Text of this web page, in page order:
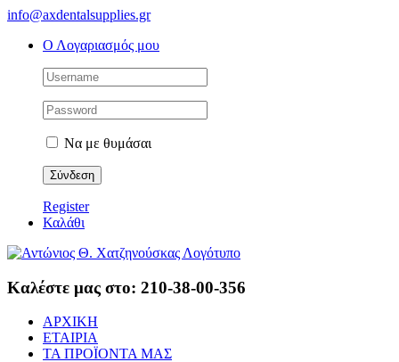
Skip
content
info@axdentalsupplies.gr
Ο Λογαριασμός μου
Να με θυμάσαι
Register
Καλάθι
Καλέστε μας στο: 210-38-00-356
ΑΡΧΙΚΗ
ΕΤΑΙΡΙΑ
ΤΑ ΠΡΟΪΟΝΤΑ ΜΑΣ